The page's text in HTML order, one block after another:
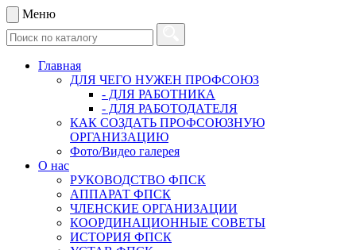
Меню
Главная
ДЛЯ ЧЕГО НУЖЕН ПРОФСОЮЗ
- ДЛЯ РАБОТНИКА
- ДЛЯ РАБОТОДАТЕЛЯ
КАК СОЗДАТЬ ПРОФСОЮЗНУЮ
ОРГАНИЗАЦИЮ
Фото/Видео галерея
О нас
РУКОВОДСТВО ФПСК
АППАРАТ ФПСК
ЧЛЕНСКИЕ ОРГАНИЗАЦИИ
КООРДИНАЦИОННЫЕ СОВЕТЫ
ИСТОРИЯ ФПСК